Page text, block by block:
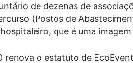
de dezenas de
(Postos de
que é uma
renova o estatuto de